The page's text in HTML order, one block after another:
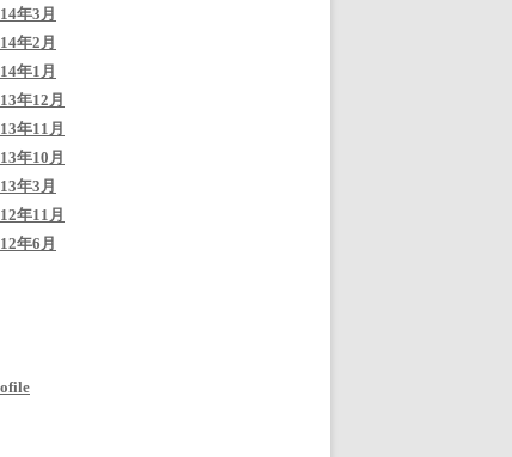
年3月
年2月
年1月
年12月
年11月
年10月
年3月
年11月
年6月